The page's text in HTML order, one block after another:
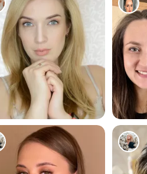
276